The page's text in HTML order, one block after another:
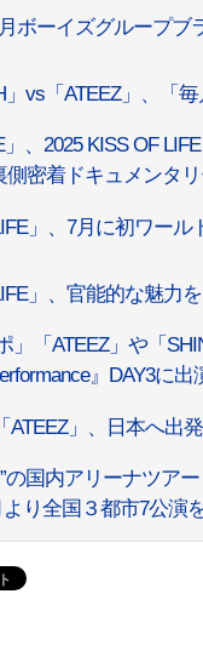
月ボーイズグループ
」vs「ATEEZ」、
」、2025 KISS OF
密着ドキュメンタリ
」、7月に初ワー
」、官能的な魅力
」「ATEEZ」や「
』DAY3に出
ATEEZ」、日本へ出
の国内アリーナツア
り全国３都市7公演